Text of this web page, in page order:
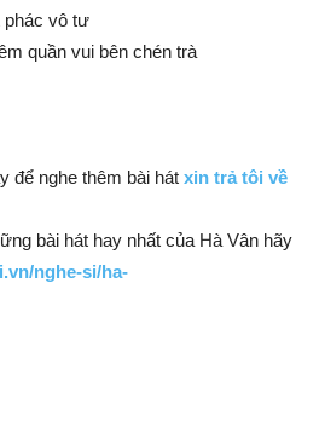
phác vô tư
quần vui bên chén trà
để nghe thêm bài hát xin trả tôi về
bài hát hay nhất của Hà Vân hãy
nghe-si/ha-